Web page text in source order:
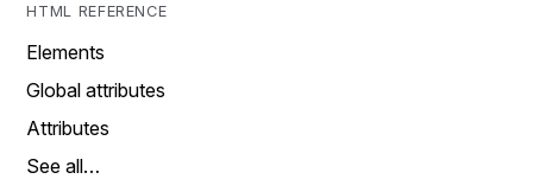
HTML REFERENCE
Elements
Global attributes
Attributes
See all…